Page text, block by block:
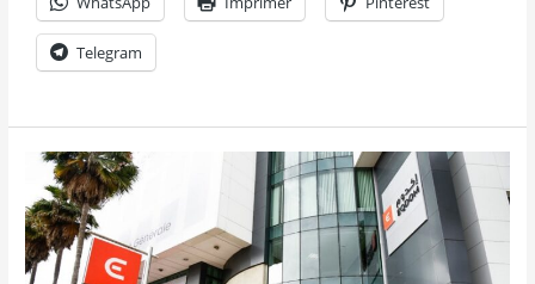
Telegram